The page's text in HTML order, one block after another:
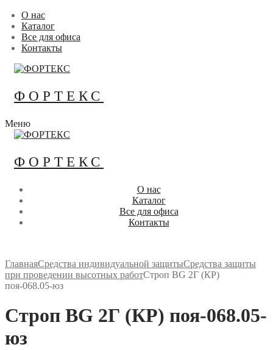
Перейти
содержимому
Меню
Закрыть
О нас
Каталог
Все для офиса
Контакты
ФОРТЕКС
Меню
ФОРТЕКС
О нас
Каталог
Все для офиса
Контакты
ГлавнаяСредства индивидуальной защитыСредства защиты
при проведении высотных работСтроп BG 2Г (КР)
поя-068.05-юз
Строп BG 2Г (КР) поя-068.05-
юз